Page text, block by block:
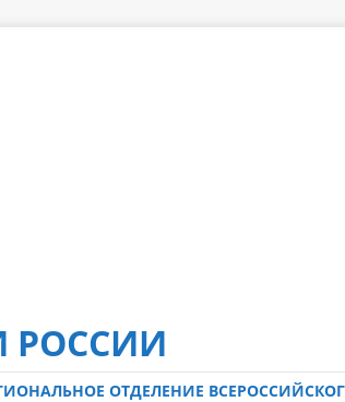
РОССИИ
ОТДЕЛЕНИЕ